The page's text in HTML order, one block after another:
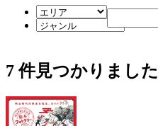
7件見つかりました